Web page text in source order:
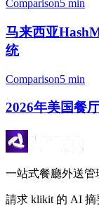
Comparison5 min
马来西亚
统
Comparison5 min
2026年美国餐
一站式餐廳外送管
請求 klikit 的 AI 摘